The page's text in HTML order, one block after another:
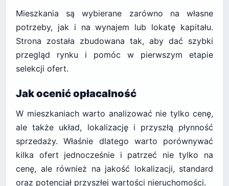
Mieszkania są wybierane zarówno na własne
potrzeby, jak i na wynajem lub lokatę kapitału.
Strona została zbudowana tak, aby dać szybki
przegląd rynku i pomóc w pierwszym etapie
selekcji ofert.
Jak ocenić opłacalność
W mieszkaniach warto analizować nie tylko cenę,
ale także układ, lokalizację i przyszłą płynność
sprzedaży. Właśnie dlatego warto porównywać
kilka ofert jednocześnie i patrzeć nie tylko na
cenę, ale również na jakość lokalizacji, standard
oraz potencjał przyszłej wartości nieruchomości.